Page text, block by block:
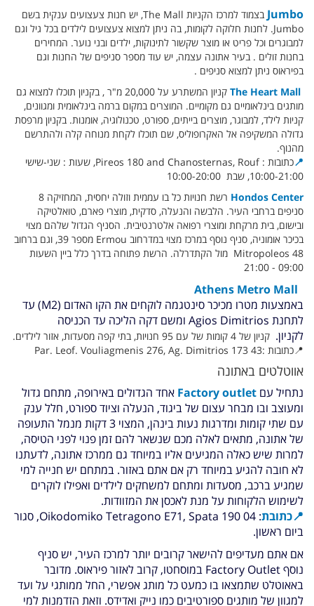
Jumbo
בצמוד למרכז הקניות The Mall, יש חנות צעצועים ענקית בשם
Jumbo. לחנות חלוקה לקומות, בה ניתן למצוא צעצועים לילדים בכל גיל וגם
למבוגרים וכל פריט או מוצר שקשור לתינוקות, ילדים ובני נוער. המחירים
בחנות זולים . בעיר אתונה עצמה, יש עוד מספר סניפים של החנות וגם
בפיראוס ניתן למצוא סניפים .
The Heart Mall
קניון המשתרע על 20,000 מ"ר , בקניון תוכלו למצוא גם
מותגים בינלאומיים גם מקומיים. המוצרים במקום ברמה בינלאומית ומגוונים,
קניות לילד, למבוגר, מוצרים בייתים, ספורט, טכנולוגיה, אומנות. בקניון מרפסת
גדולה המשקיפה אל האקרופוליס, שם תוכלו לקחת מנוחה קלה ולהתרשם
מהנוף.
📍
כתובות : Pireos 180 and Chanosternas, Rouf, שעות : שני-שישי
10:00-21:00, שבת 10:00-20:00
Hondos Center
רשת חנויות כל בו עממית וזולה יחסית, המחזיקה 8
סניפים ברחבי העיר. הלבשה והנעלה, סדקית, מוצרי פארם, טואלטיקה
ובישום, בית מרקחת ומוצרי רפואה אלטרנטיבית. הסניף הגדול שלהם מצוי
בכיכר אומוניה, סניף נוסף במרכז מצוי במדרחוב Ermou מספר 39, וגם ברחוב
Mitropoleos 48 מול הקתדרלה. הרשת פתוחה בדרך כלל ביין השעות
09:00 - 21:00
Athens Metro Mall
באמצעות מטרו מכיכר סינטגמה לוקחים את הקו האדום (M2) עד
לתחנת Agios Dimitrios ומשם דקה הליכה עד הכניסה
לקניון. קניון של 4 קומות של עם 95 חנויות, בתי קפה מסעדות, אזור לילדים.
📍כתובות :Par. Leof. Vouliagmenis 276, Ag. Dimitrios 173 43
אווטלטים באתונה
נתחיל עם actory outlet אחד הגדולים באירופה, מתחם גדול
ומעוצב ובו מבחר עצום של ביגוד, הנעלה וציוד ספורט, חלל ענק
עם שתי קומות ומדרגות נעות בינהן, המצוי 3 דקות מנמל התעופה
של אתונה, מתאים לאלה מכם שנשאר להם זמן פנוי לפני הטיסה,
למרות שיש כאלה המגיעים אליו במיוחד גם ממרכז אתונה, לדעתנו
לא חובה להגיע במיוחד רק אם אתם באזור. במתחם יש חנייה למי
שמגיע ברכב, מסעדות ומתחם למשחקים לילדים ואפילו לוקרים
לשימוש הלקוחות על מנת לאכסן את המזוודות.
📍כתובת:
Oikodomiko Tetragono E71, Spata 190 04, סגור
ביום ראשון.
אם אתם מעדיפים להישאר קרובים יותר למרכז העיר, יש סניף
נוסף Factory Outlet במוסחטו, קרוב לאזור פיראוס. מדובר
באאוטלט שתמצאו בו כמעט כל מותג אפשרי, החל ממותגי על ועד
למגוון של מותגים ספורטיבים כמו נייק ואדידס. וזאת הזדמנות למי